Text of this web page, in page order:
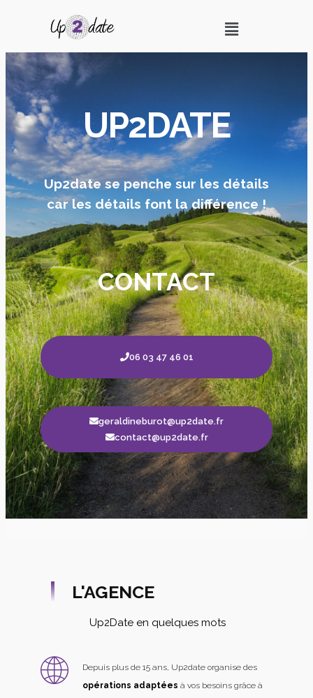
UP2DATE
Up2date se penche sur les détails
car les détails font la différence !
CONTACT
06 03 47 46 01
geraldineburot@up2date.fr
contact@up2date.fr
L'AGENCE
Up2Date en quelques mots
Depuis plus de 15 ans, Up2date organise des
opérations adaptées à vos besoins grâce à